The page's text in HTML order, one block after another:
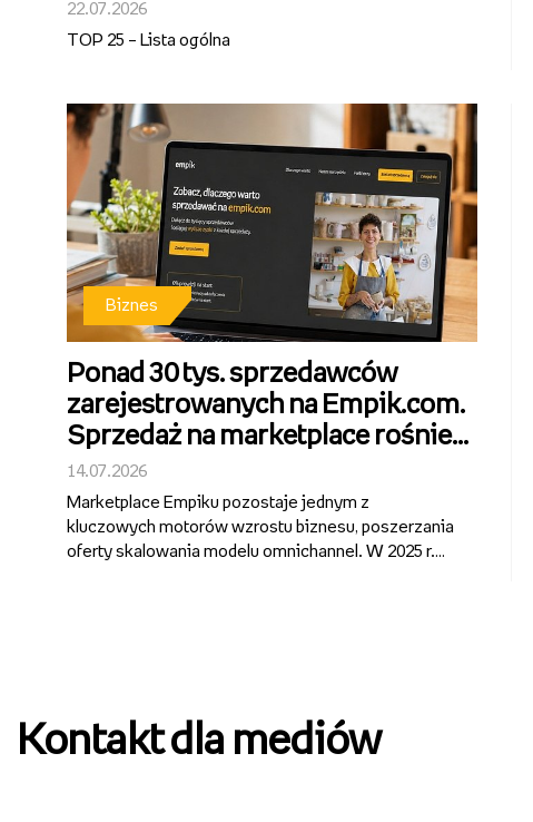
22.07.2026
TOP 25 – Lista ogólna
Biznes
Ponad 30 tys. sprzedawców
zarejestrowanych na Empik.com.
Sprzedaż na marketplace rośnie
ponad 40 proc. r/r.
14.07.2026
Marketplace Empiku pozostaje jednym z
kluczowych motorów wzrostu biznesu, poszerzania
oferty skalowania modelu omnichannel. W 2025 r.
Kontakt dla mediów